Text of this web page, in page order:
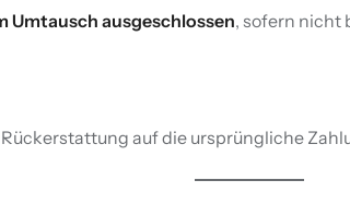
Umtausch ausgeschlossen, sofern nicht
auf die ursprüngliche